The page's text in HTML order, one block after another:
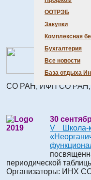
ООТРЭБ
Закупки
Комплексная
Бухгалтерия
Все новости
База отдыха
5 – 9
СО РАН, ИФП СО
30
V Школа-
периодической
Организаторы: ИНХ